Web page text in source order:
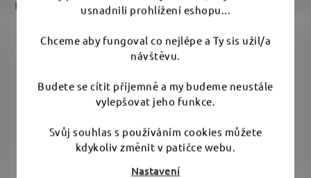
usnadnili prohlížení eshopu...
Chceme aby fungoval co nejlépe a Ty sis užil/a
návštěvu.
Budete se cítit příjemně a my budeme neustále
vylepšovat jeho funkce.
Svůj souhlas s používáním cookies můžete
kdykoliv změnit v patičce webu.
Nastavení
Položek k zobrazení:2